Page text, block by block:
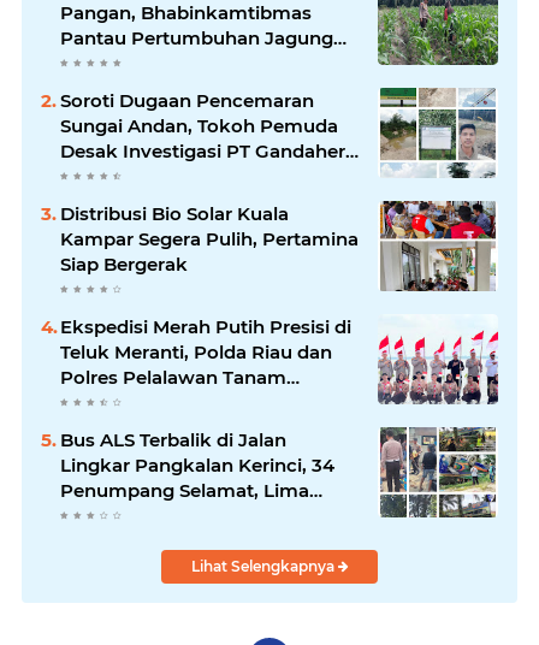
Pangan, Bhabinkamtibmas
Pantau Pertumbuhan Jagung
Petani di Desa Air Hitam
Soroti Dugaan Pencemaran
Sungai Andan, Tokoh Pemuda
Desak Investigasi PT Gandahera
Hendana
Distribusi Bio Solar Kuala
Kampar Segera Pulih, Pertamina
Siap Bergerak
Ekspedisi Merah Putih Presisi di
Teluk Meranti, Polda Riau dan
Polres Pelalawan Tanam
Mangrove Demi Negeri
Bus ALS Terbalik di Jalan
Lingkar Pangkalan Kerinci, 34
Penumpang Selamat, Lima
Alami Luka Ringan
Lihat Selengkapnya